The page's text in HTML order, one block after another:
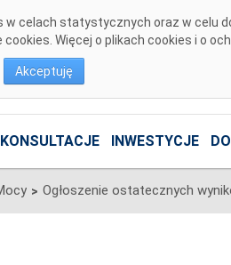
celach statystycznych oraz w celu
Więcej o plikach cookies i o
Akceptuję
KONSULTACJE INWESTYCJE
>